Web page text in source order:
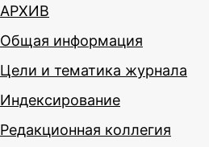
АРХИВ
Общая информация
Цели и тематика журнала
Индексирование
Редакционная коллегия